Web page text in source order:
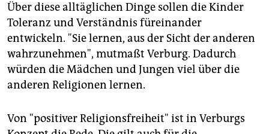
Über diese alltäglichen Dinge sollen die Kinder
Toleranz und Verständnis füreinander
entwickeln. "Sie lernen, aus der Sicht der anderen
wahrzunehmen", mutmaßt Verburg. Dadurch
würden die Mädchen und Jungen viel über die
anderen Religionen lernen.
Von "positiver Religionsfreiheit" ist in Verburgs